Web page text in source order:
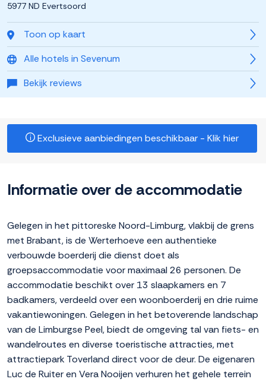
Toon op kaart
Alle hotels in Sevenum
Bekijk reviews
5977 ND Evertsoord
Exclusieve aanbiedingen beschikbaar - Klik hier
Informatie over de accommodatie
Gelegen in het pittoreske Noord-Limburg, vlakbij de grens
met Brabant, is de Werterhoeve een authentieke
verbouwde boerderij die dienst doet als
groepsaccommodatie voor maximaal 26 personen. De
accommodatie beschikt over 13 slaapkamers en 7
badkamers, verdeeld over een woonboerderij en drie ruime
vakantiewoningen. Gelegen in het betoverende landschap
van de Limburgse Peel, biedt de omgeving tal van fiets- en
wandelroutes en diverse toeristische attracties, met
attractiepark Toverland direct voor de deur. De eigenaren
Luc de Ruiter en Vera Nooijen verhuren het gehele terrein